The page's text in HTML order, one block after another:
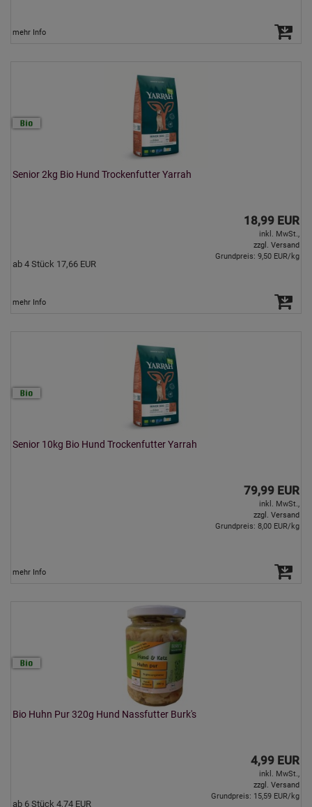
mehr Info
Senior 2kg Bio Hund Trockenfutter Yarrah
18,99 EUR
inkl. MwSt.,
zzgl. Versand
ab 4 Stück 17,66 EUR
Grundpreis: 9,50 EUR/kg
mehr Info
Senior 10kg Bio Hund Trockenfutter Yarrah
79,99 EUR
inkl. MwSt.,
zzgl. Versand
Grundpreis: 8,00 EUR/kg
mehr Info
Bio Huhn Pur 320g Hund Nassfutter Burk's
4,99 EUR
inkl. MwSt.,
zzgl. Versand
ab 6 Stück 4,74 EUR
Grundpreis: 15,59 EUR/kg